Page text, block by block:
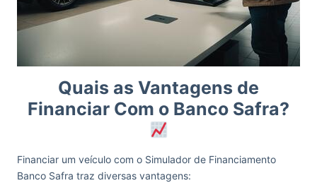
Quais as Vantagens de
Financiar Com o Banco Safra?
Financiar um veículo com o Simulador de Financiamento
Banco Safra traz diversas vantagens: